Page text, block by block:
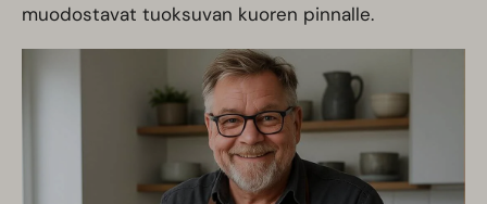
muodostavat tuoksuvan kuoren pinnalle.